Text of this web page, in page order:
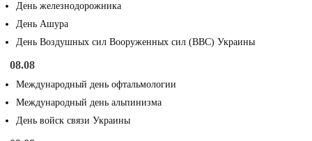
День железнодорожника
День Ашура
День Воздушных сил Вооруженных сил (ВВС) Украины
08.08
Международный день офтальмологии
Международный день альпинизма
День войск связи Украины